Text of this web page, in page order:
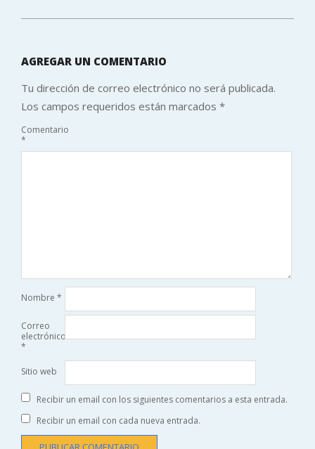
AGREGAR UN COMENTARIO
Tu dirección de correo electrónico no será publicada.
Los campos requeridos están marcados *
Comentario
*
Nombre *
Correo
electrónico
*
Sitio web
Recibir un email con los siguientes comentarios a esta entrada.
Recibir un email con cada nueva entrada.